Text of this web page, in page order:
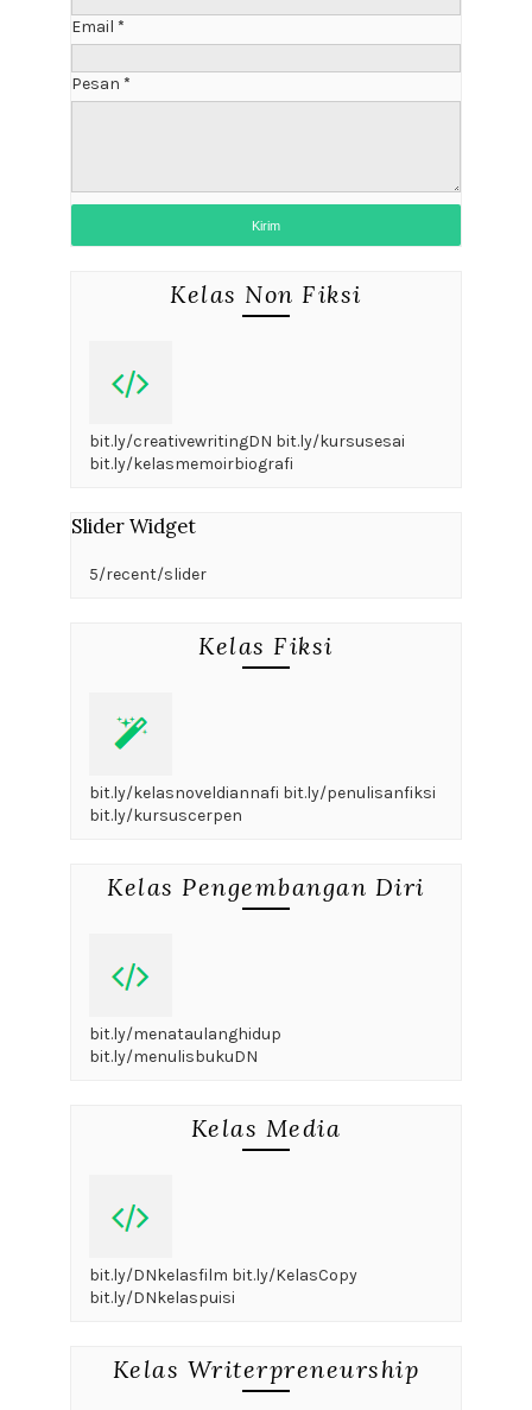
Email *
Pesan *
Kelas Non Fiksi
bit.ly/creativewritingDN bit.ly/kursusesai
bit.ly/kelasmemoirbiografi
Slider Widget
5/recent/slider
Kelas Fiksi
bit.ly/kelasnoveldiannafi bit.ly/penulisanfiksi
bit.ly/kursuscerpen
Kelas Pengembangan Diri
bit.ly/menataulanghidup
bit.ly/menulisbukuDN
Kelas Media
bit.ly/DNkelasfilm bit.ly/KelasCopy
bit.ly/DNkelaspuisi
Kelas Writerpreneurship